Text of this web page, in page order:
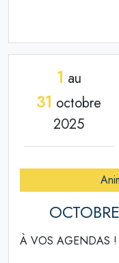
1 au
31 octobre
2025
À VOS AGENDAS !